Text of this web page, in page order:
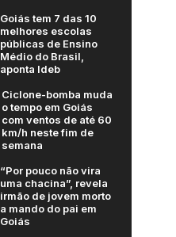
Goiás tem 7 das 10
melhores escolas
públicas de Ensino
Médio do Brasil,
aponta Ideb
Ciclone-bomba muda
o tempo em Goiás
com ventos de até 60
km/h neste fim de
semana
“Por pouco não vira
uma chacina”, revela
irmão de jovem morto
a mando do pai em
Goiás